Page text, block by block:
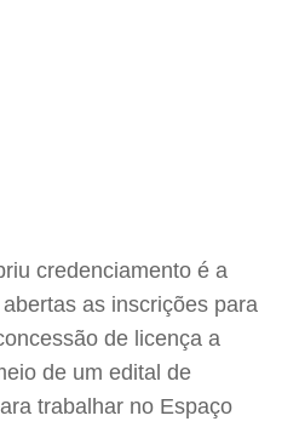
credenciamento é a
as inscrições para
de licença a
de um edital de
trabalhar no Espaço